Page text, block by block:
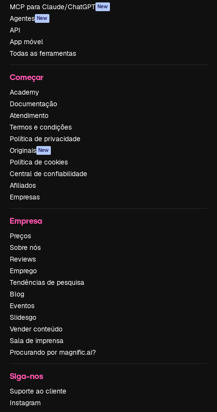
MCP para Claude/ChatGPT New
Agentes New
API
App móvel
Todas as ferramentas
Começar
Academy
Documentação
Atendimento
Termos e condições
Política de privacidade
Originais New
Política de cookies
Central de confiabilidade
Afiliados
Empresas
Empresa
Preços
Sobre nós
Reviews
Emprego
Tendências de pesquisa
Blog
Eventos
Slidesgo
Vender conteúdo
Sala de imprensa
Procurando por magnific.ai?
Siga-nos
Suporte ao cliente
Instagram